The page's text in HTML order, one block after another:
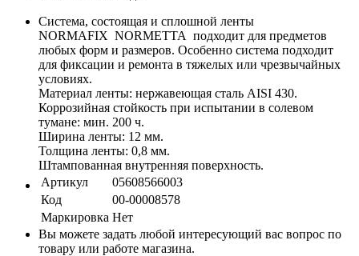
Система, состоящая и сплошной ленты
NORMAFIX NORMETTA подходит для предметов
любых форм и размеров. Особенно система подходит
для фиксации и ремонта в тяжелых или чрезвычайных
условиях.
Материал ленты: нержавеющая сталь AISI 430.
Коррозийная стойкость при испытании в солевом
тумане: мин. 200 ч.
Ширина ленты: 12 мм.
Толщина ленты: 0,8 мм.
Штампованная внутренняя поверхность.
Артикул
05608566003
Код
00-00008578
Маркировка Нет
Вы можете задать любой интересующий вас вопрос по
товару или работе магазина.